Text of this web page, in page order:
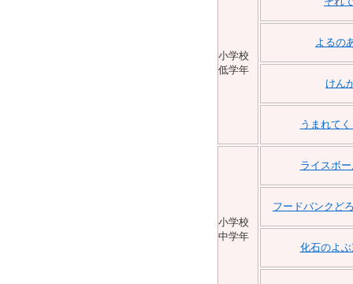
小学校
低学年
よるの
けん
うまれて
小学校
中学年
ライスボ
フードバンクど
化石のよ